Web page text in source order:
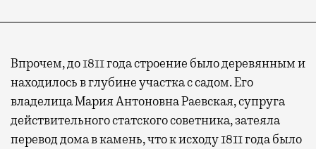
Впрочем, до 1811 года строение было деревянным и
находилось в глубине участка с садом. Его
владелица Мария Антоновна Раевская, супруга
действительного статского советника, затеяла
перевод дома в камень, что к исходу 1811 года было